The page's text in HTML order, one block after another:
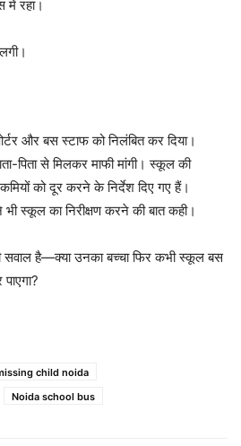
में रहा।
और बस स्टाफ को निलंबित कर दिया।
पिता से मिलकर माफी मांगी। स्कूल की
को दूर करने के निर्देश दिए गए हैं।
स्कूल का निरीक्षण करने की बात कही।
सवाल है—क्या उनका बच्चा फिर कभी स्कूल बस
child noida
Noida school bus